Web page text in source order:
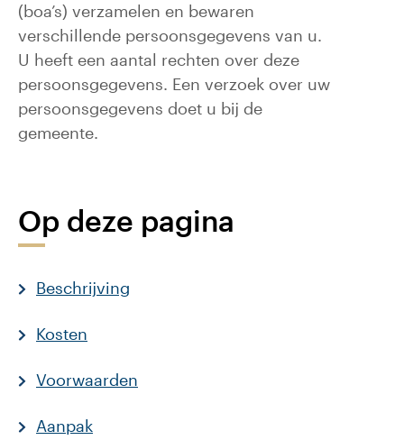
(boa’s) verzamelen en bewaren
verschillende persoonsgegevens van u.
U heeft een aantal rechten over deze
persoonsgegevens. Een verzoek over uw
persoonsgegevens doet u bij de
gemeente.
Op deze pagina
Beschrijving
Kosten
Voorwaarden
Aanpak